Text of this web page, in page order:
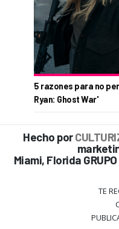
5 razones para no
Ryan: Ghost War'
Hecho por
Miami, Florida
TE